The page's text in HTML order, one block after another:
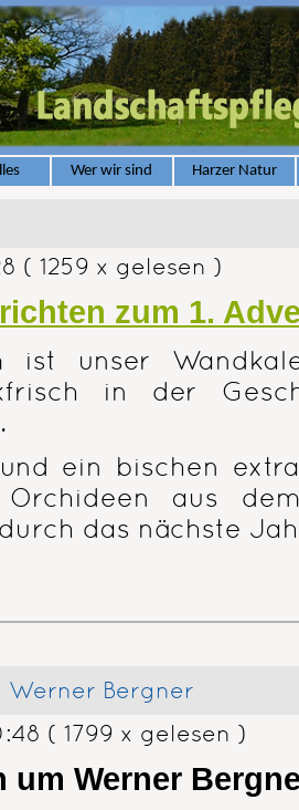
Wer wir sind Harzer Natur
( 1259 x gelesen )
zum 1.
ist unser
in der
ein bischen
aus
das nächste
Werner Bergner
( 1799 x gelesen )
um Werner